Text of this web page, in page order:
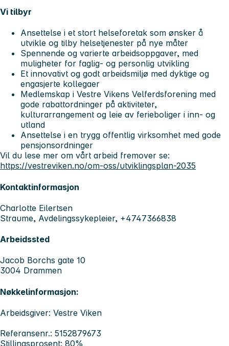
Vi tilbyr
Ansettelse i et stort helseforetak som ønsker å
utvikle og tilby helsetjenester på nye måter
Spennende og varierte arbeidsoppgaver, med
muligheter for faglig- og personlig utvikling
Et innovativt og godt arbeidsmiljø med dyktige og
engasjerte kollegaer
Medlemskap i Vestre Vikens Velferdsforening med
gode rabattordninger på aktiviteter,
kulturarrangement og leie av ferieboliger i inn- og
utland
Ansettelse i en trygg offentlig virksomhet med gode
pensjonsordninger
Vil du lese mer om vårt arbeid fremover se:
https://vestreviken.no/om-oss/utviklingsplan-2035
Kontaktinformasjon
Charlotte Eilertsen
Straume, Avdelingssykepleier, +4747366838
Arbeidssted
Jacob Borchs gate 10
3004 Drammen
Nøkkelinformasjon:
Arbeidsgiver: Vestre Viken
Referansenr.: 5152879673
Stillingsprosent: 80%